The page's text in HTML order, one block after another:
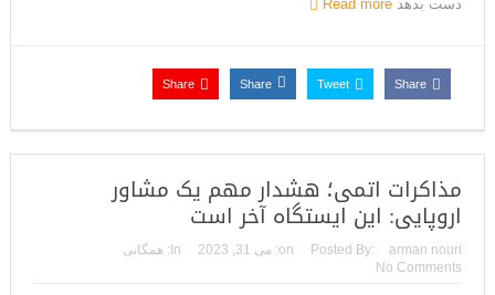
دست بدهد Read more
Share
Tweet
Share
Share
مذاکرات اتمی؛ هشدار مهم یک مشاور
اروپایی: این ایستگاه آخر است
Posted By: arman nouri
on: می 31, 2023 In:
همگانی
No Comments